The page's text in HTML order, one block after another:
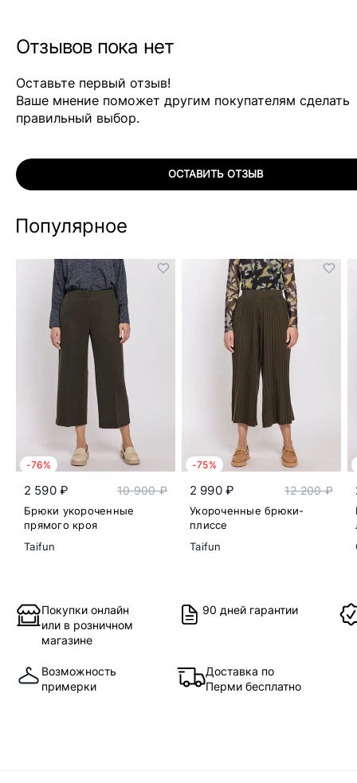
Отзывов пока нет
Оставьте первый отзыв!
Ваше мнение поможет другим покупателям сделать
правильный выбор.
ОСТАВИТЬ ОТЗЫВ
Популярное
-76%
2 590 ₽ 10 900 ₽
Брюки укороченные
прямого кроя
Taifun
-75%
2 990 ₽ 12 200 ₽
Укороченные брюки-
плиссе
Taifun
Покупки онлайн
или в розничном
магазине
90 дней гарантии
Возможность
примерки
Доставка по
Перми бесплатно